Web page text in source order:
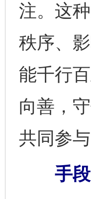
注。这
秩序、
能千行
向善，
共同参与
手段